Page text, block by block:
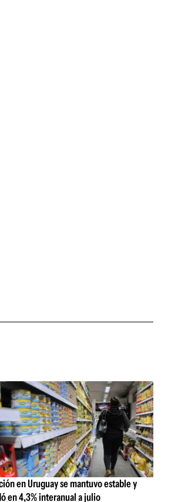
en Uruguay se mantuvo estable y
en 4,3% interanual a julio